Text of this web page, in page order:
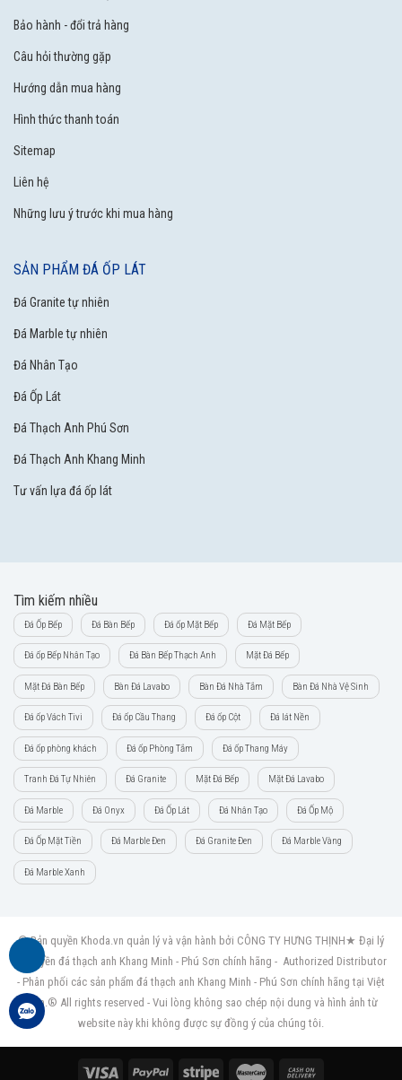
Bảo hành - đổi trả hàng
Câu hỏi thường gặp
Hướng dẫn mua hàng
Hình thức thanh toán
Sitemap
Liên hệ
Những lưu ý trước khi mua hàng
SẢN PHẨM ĐÁ ỐP LÁT
Đá Granite tự nhiên
Đá Marble tự nhiên
Đá Nhân Tạo
Đá Ốp Lát
Đá Thạch Anh Phú Sơn
Đá Thạch Anh Khang Minh
Tư vấn lựa đá ốp lát
Tìm kiếm nhiều
Đá Ốp Bếp Đá Bàn Bếp Đá ốp Mặt Bếp Đá Mặt Bếp
Đá ốp Bếp Nhân Tạo Đá Bàn Bếp Thạch Anh Mặt Đá Bếp
Mặt Đá Bàn Bếp Bàn Đá Lavabo Bàn Đá Nhà Tắm Bàn Đá Nhà Vệ Sinh
Đá ốp Vách Tivi Đá ốp Cầu Thang Đá ốp Cột Đá lát Nền
Đá ốp phòng khách Đá ốp Phòng Tắm Đá ốp Thang Máy
Tranh Đá Tự Nhiên Đá Granite Mặt Đá Bếp Mặt Đá Lavabo
Đá Marble Đá Onyx Đá Ốp Lát Đá Nhân Tạo Đá Ốp Mộ
Đá Ốp Mặt Tiền Đá Marble Đen Đá Granite Đen Đá Marble Vàng
Đá Marble Xanh
© Bản quyền Khoda.vn quản lý và vận hành bởi CÔNG TY HƯNG THỊNH★ Đại lý
ủy quyền đá thạch anh Khang Minh - Phú Sơn chính hãng - Authorized Distributor
- Phân phối các sản phẩm đá thạch anh Khang Minh - Phú Sơn chính hãng tại Việt
Nam.® All rights reserved - Vui lòng không sao chép nội dung và hình ảnh từ
website này khi không được sự đồng ý của chúng tôi.